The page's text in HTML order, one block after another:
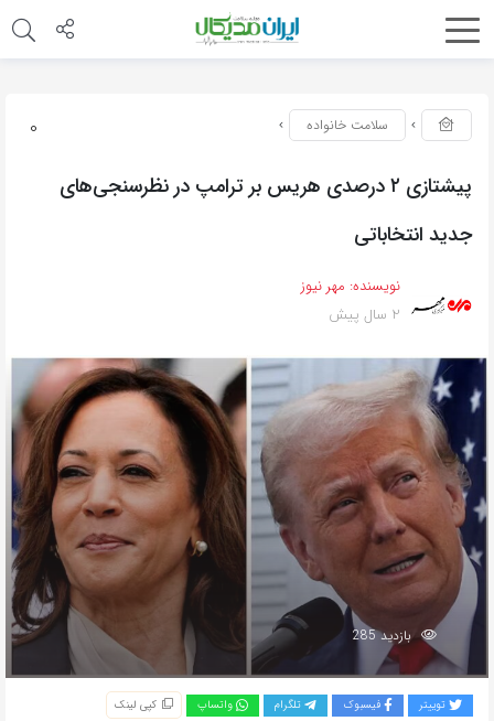
0 سلامت خانواده
پیشتازی ۲ درصدی هریس بر ترامپ در نظرسنجی‌های
جدید انتخاباتی
نویسنده: مهر نیوز
2 سال پیش
بازدید 285
توییتر فیسبوک تلگرام واتساپ کپی لینک